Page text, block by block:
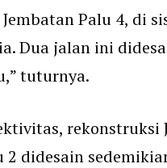
Palu 4, di
Dua jalan ini
tuturnya.
rekonstruksi
didesain